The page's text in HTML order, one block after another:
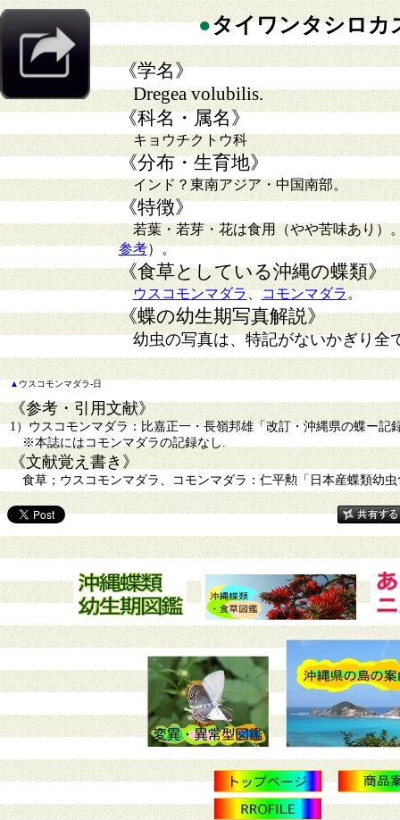
●タイワンタシロカ
《学名》
Dregea volubilis.
《科名・属名》
キョウチクトウ科
《分布・生育地》
インド？東南アジア・中国南部。
《特徴》
若葉・若芽・花は食用（やや苦味あり）
参考）。
《食草としている沖縄の蝶類》
ウスコモンマダラ、コモンマダラ。
《蝶の幼生期写真解説》
幼虫の写真は、特記がないかぎり全
▲ ウスコモンマダラ-日
《参考・引用文献》
1）ウスコモンマダラ：比嘉正一・長嶺邦雄「改訂・沖縄県の蝶ー記
※本誌にはコモンマダラの記録なし.
《文献覚え書き》
食草；ウスコモンマダラ、コモンマダラ：仁平勲「日本産蝶類幼虫